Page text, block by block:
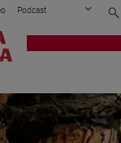
Podcast